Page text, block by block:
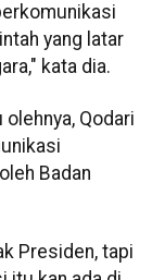
yang latar
kata dia.
Qodari
Badan
Presiden, tapi